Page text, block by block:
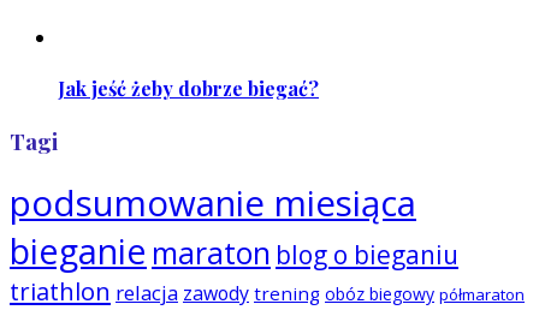
Jak jeść żeby dobrze biegać?
Tagi
podsumowanie miesiąca
bieganie maraton blog o bieganiu
triathlon relacja zawody trening obóz biegowy półmaraton